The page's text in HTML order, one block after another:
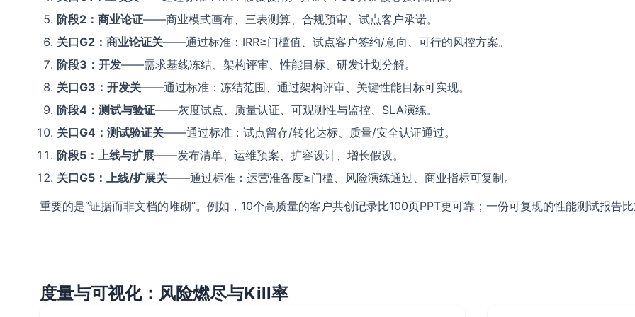
阶段2：商业论证——商业模式画布、三表测算、合规预审、试点客户承诺。
关口G2：商业论证关——通过标准：IRR≥门槛值、试点客户签约/意向、可行的风控方案。
阶段3：开发——需求基线冻结、架构评审、性能目标、研发计划分解。
关口G3：开发关——通过标准：冻结范围、通过架构评审、关键性能目标可实现。
阶段4：测试与验证——灰度试点、质量认证、可观测性与监控、SLA演练。
关口G4：测试验证关——通过标准：试点留存/转化达标、质量/安全认证通过。
阶段5：上线与扩展——发布清单、运维预案、扩容设计、增长假设。
关口G5：上线/扩展关——通过标准：运营准备度≥门槛、风险演练通过、商业指标可复制。
重要的是“证据而非文档的堆砌”。例如，10个高质量的客户共创记录比100页PPT更可靠；一份可复现的性能测试报告比
度量与可视化：风险燃尽与Kill率